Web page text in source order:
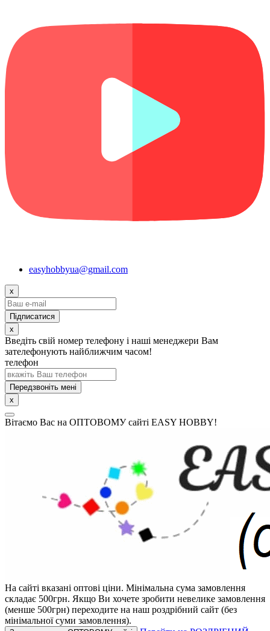
easyhobbyua@gmail.com
x
x
Введіть свій номер телефону і наші менеджери Вам
зателефонують найближчим часом!
телефон
Передзвоніть мені
x
Вітаємо Вас на ОПТОВОМУ сайті EASY HOBBY!
На сайті вказані оптові ціни. Мінімальна сума замовлення
складає 500грн. Якщо Ви хочете зробити невелике замовлення
(менше 500грн) переходите на наш роздрібний сайт (без
мінімальної суми замовлення).